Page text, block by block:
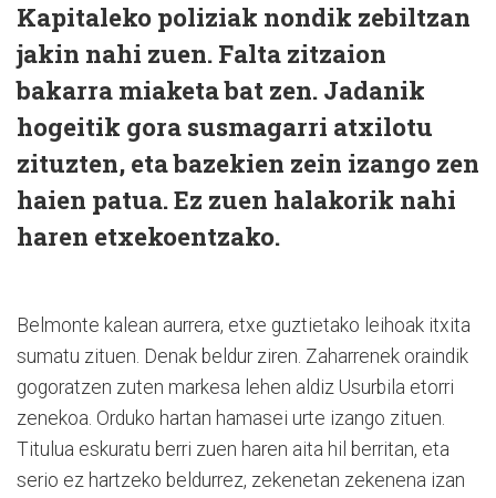
Kapitaleko poliziak nondik zebiltzan
jakin nahi zuen. Falta zitzaion
bakarra miaketa bat zen. Jadanik
hogeitik gora susmagarri atxilotu
zituzten, eta bazekien zein izango zen
haien patua. Ez zuen halakorik nahi
haren etxekoentzako.
Belmonte kalean aurrera, etxe guztietako leihoak itxita
sumatu zituen. Denak beldur ziren. Zaharrenek oraindik
gogoratzen zuten markesa lehen aldiz Usurbila etorri
zenekoa. Orduko hartan hamasei urte izango zituen.
Titulua eskuratu berri zuen haren aita hil berritan, eta
serio ez hartzeko beldurrez, zekenetan zekenena izan